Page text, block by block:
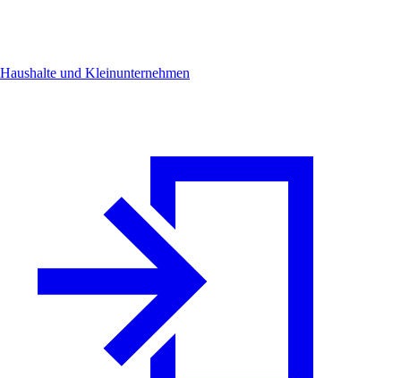
Haushalte und Kleinunternehmen